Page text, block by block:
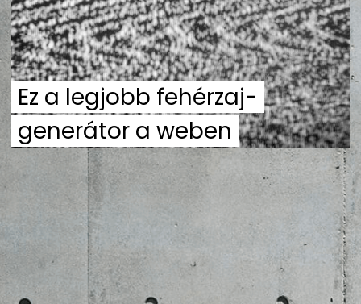
ZENE
MÉDIAAJÁNLAT
IMPRESSZUM
PR-ARCHÍVUM
ADATKEZELÉSI TÁJÉKOZTATÓ
Ez a legjobb fehérzaj-
generátor a weben